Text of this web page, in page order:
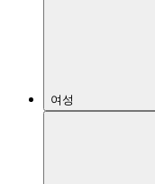
여성